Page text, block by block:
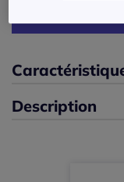
42 -En stock
44 -En stock
46 -En stock
Description